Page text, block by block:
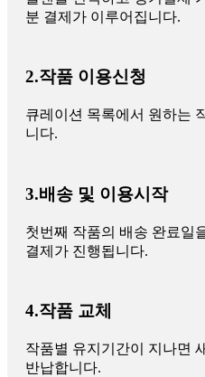
분 결제가 이루어집니다.
2.작품 이용신청
큐레이션 목록에서 원하는
니다.
3.배송 및 이용시작
첫번째 작품의 배송 완료일
결제가 진행됩니다.
4.작품 교체
작품별 유지기간이 지나면
반납합니다.